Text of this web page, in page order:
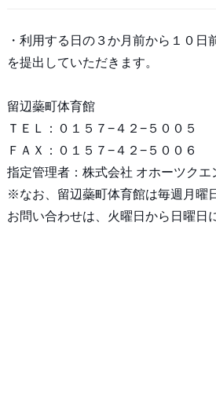
・利用する日の３か月前から１０日
を提出していただきます。
留辺蘂町体育館
ＴＥＬ：０１５７−４２−５００５
ＦＡＸ：０１５７−４２−５００６
指定管理者：株式会社 オホーツクエ
※なお、留辺蘂町体育館は毎週月曜
お問い合わせは、火曜日から日曜日